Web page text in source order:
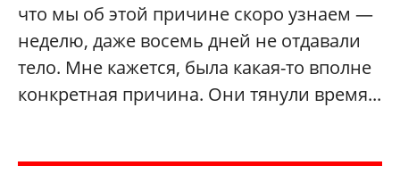
что мы об этой причине скоро узнаем —
неделю, даже восемь дней не отдавали
тело. Мне кажется, была какая-то вполне
конкретная причина. Они тянули время...